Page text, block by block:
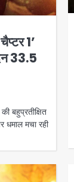
1’
33.5
धमाल मचा रही